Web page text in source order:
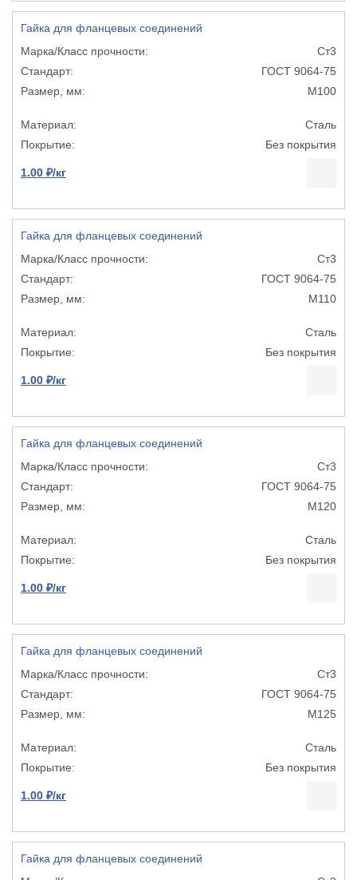
Гайка для фланцевых соединений
Ст3
ГОСТ 9064-75
М100
Сталь
Без покрытия
1.00 ₽/кг
Гайка для фланцевых соединений
Ст3
ГОСТ 9064-75
М110
Сталь
Без покрытия
1.00 ₽/кг
Гайка для фланцевых соединений
Ст3
ГОСТ 9064-75
М120
Сталь
Без покрытия
1.00 ₽/кг
Гайка для фланцевых соединений
Ст3
ГОСТ 9064-75
М125
Сталь
Без покрытия
1.00 ₽/кг
Гайка для фланцевых соединений